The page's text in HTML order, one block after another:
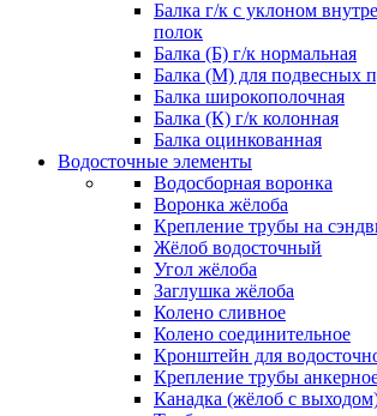
Балка г/к с уклоном
полок
Балка (Б) г/к нормальная
Балка (М) для подвесных
Балка широкополочная
Балка (К) г/к колонная
Балка оцинкованная
Водосточные элементы
Водосборная воронка
Воронка жёлоба
Крепление трубы на
Жёлоб водосточный
Угол жёлоба
Заглушка жёлоба
Колено сливное
Колено соединительное
Кронштейн для
Крепление трубы
Канадка (жёлоб с